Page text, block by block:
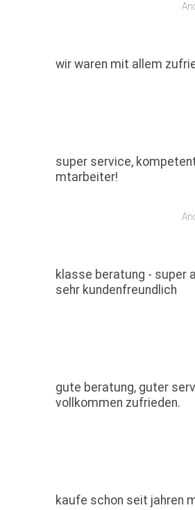
wir waren mit allem
super service,
mtarbeiter!
klasse beratung - super
sehr kundenfreundlich
gute beratung, guter
vollkommen zufrieden.
kaufe schon seit jahren